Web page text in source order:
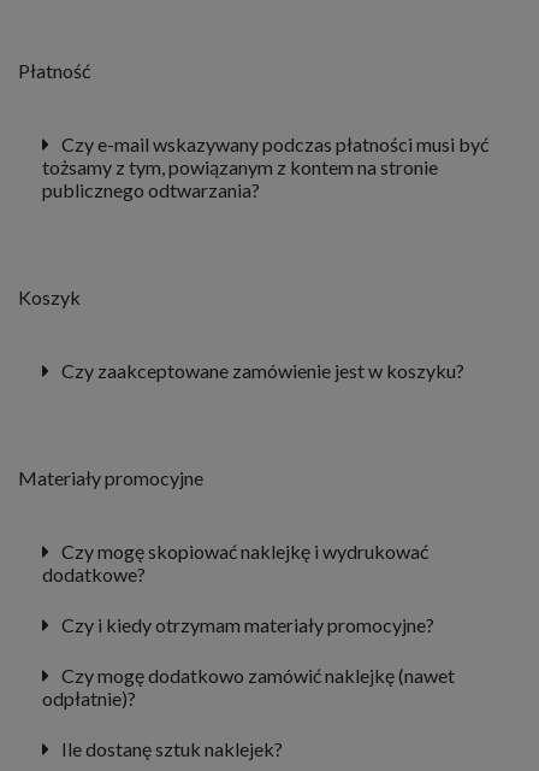
Płatność
Czy e-mail wskazywany podczas płatności musi być
tożsamy z tym, powiązanym z kontem na stronie
publicznego odtwarzania?
Koszyk
Czy zaakceptowane zamówienie jest w koszyku?
Materiały promocyjne
Czy mogę skopiować naklejkę i wydrukować
dodatkowe?
Czy i kiedy otrzymam materiały promocyjne?
Czy mogę dodatkowo zamówić naklejkę (nawet
odpłatnie)?
Ile dostanę sztuk naklejek?